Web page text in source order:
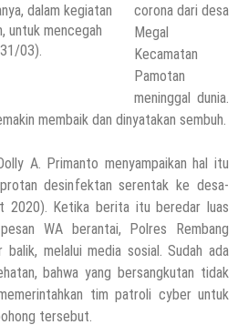
dalam kegiatan
untuk mencegah
03).
corona dari desa
Megal
Kecamatan
Pamotan
meninggal dunia.
membaik dan dinyatakan sembuh.
A. Primanto menyampaikan hal itu
desinfektan serentak ke desa-
2020). Ketika berita itu beredar luas
WA berantai, Polres Rembang
balik, melalui media sosial. Sudah ada
bahwa yang bersangkutan tidak
tim patroli cyber untuk
tersebut.